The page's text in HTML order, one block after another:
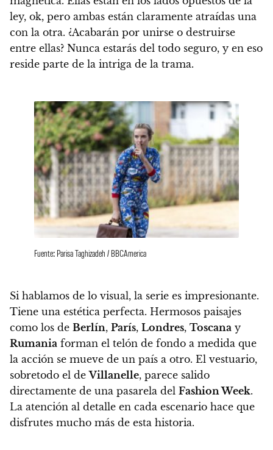
ley, ok, pero ambas están claramente atraídas una
con la otra. ¿Acabarán por unirse o destruirse
entre ellas? Nunca estarás del todo seguro, y en eso
reside parte de la intriga de la trama.
Fuente: Parisa Taghizadeh / BBCAmerica
Si hablamos de lo visual, la serie es impresionante.
Tiene una estética perfecta. Hermosos paisajes
como los de Berlín, París, Londres, Toscana y
Rumania forman el telón de fondo a medida que
la acción se mueve de un país a otro. El vestuario,
sobretodo el deVillanelle, parece salido
directamente de una pasarela del Fashion Week.
La atención al detalle en cada escenario hace que
disfrutes mucho más de esta historia.